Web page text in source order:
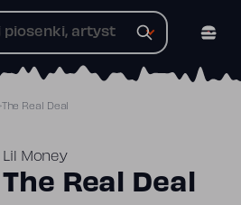
The Real Deal
Lil Money
The Real Deal